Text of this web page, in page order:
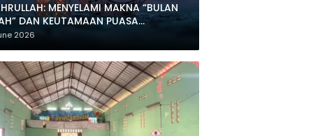
MENYELAMI MAKNA “BULAN
DAN KEUTAMAAN PUASA
2026